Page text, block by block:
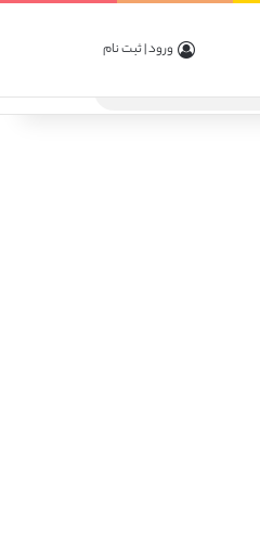
ورود | ثبت نام